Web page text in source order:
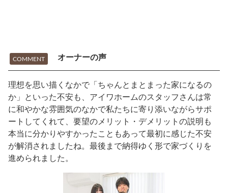
COMMENT オーナーの声
理想を思い描くなかで「ちゃんとまとまった家になるの
か」といった不安も、アイワホームのスタッフさんは常
に和やかな雰囲気のなかで私たちに寄り添いながらサポ
ートしてくれて、要望のメリット・デメリットの説明も
本当に分かりやすかったこともあって最初に感じた不安
が解消されましたね。最後まで納得ゆく形で家づくりを
進められました。